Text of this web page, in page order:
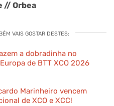
// Orbea
VAIS GOSTAR DESTES:
a dobradinha no
de BTT XCO 2026
Marinheiro vencem
de XCO e XCC!